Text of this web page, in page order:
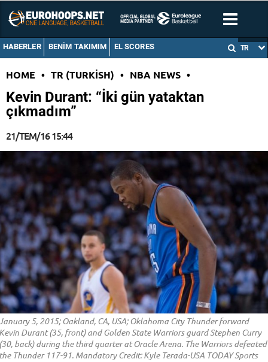
HABERLER BENIM TAKIMIM EL SCORES TR
HOME • TR (TURKISH) • NBA NEWS •
Kevin Durant: “İki gün yataktan
çıkmadım”
21/TEM/16 15:44
5, 2015; Oakland, CA, USA; Oklahoma City Thunder forward
Durant (35, front) and Golden State Warriors guard Stephen Curry
back) during the third quarter at Oracle Arena. The Warriors defeated
Thunder 117-91. Mandatory Credit: Kyle Terada-USA TODAY Sports